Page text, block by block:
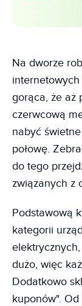
Na dworze
gorąca, że aż
czerwcową
nabyć
połowę.
do tego
związanych z
Podstawową
kategorii
dużo, więc
Dodatkowo
kuponów".